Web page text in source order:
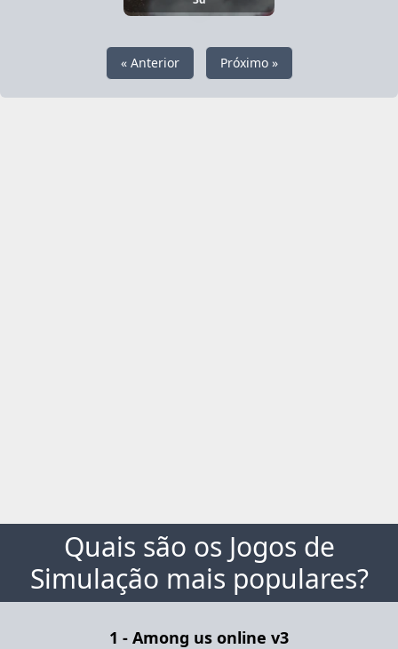
« Anterior Próximo »
Quais são os Jogos de
Simulação mais populares?
1 - Among us online v3